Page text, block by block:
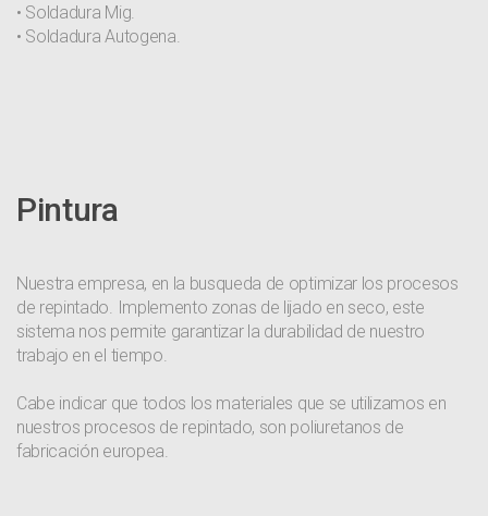
• Soldadura Mig.
• Soldadura Autogena.
Pintura
Nuestra empresa, en la busqueda de optimizar los procesos
de repintado. Implemento zonas de lijado en seco, este
sistema nos permite garantizar la durabilidad de nuestro
trabajo en el tiempo.
Cabe indicar que todos los materiales que se utilizamos en
nuestros procesos de repintado, son poliuretanos de
fabricación europea.